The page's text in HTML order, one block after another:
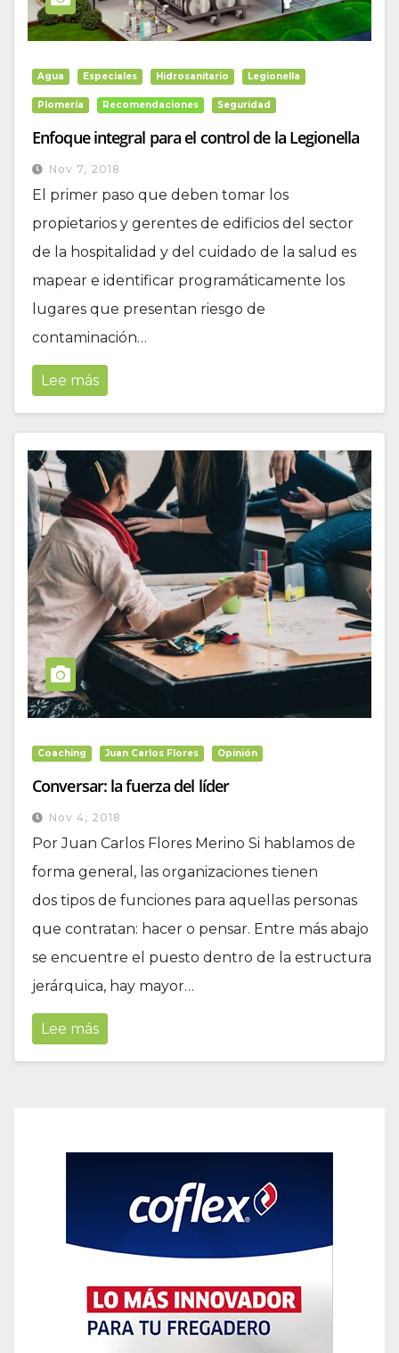
Agua Especiales Hidrosanitario Legionella
Plomería Recomendaciones Seguridad
Enfoque integral para el control de la Legionella
Nov 7, 2018
El primer paso que deben tomar los
propietarios y gerentes de edificios del sector
de la hospitalidad y del cuidado de la salud es
mapear e identificar programáticamente los
lugares que presentan riesgo de
contaminación…
Lee más
Coaching Juan Carlos Flores Opinión
Conversar: la fuerza del líder
Nov 4, 2018
Por Juan Carlos Flores Merino Si hablamos de
forma general, las organizaciones tienen
dos tipos de funciones para aquellas personas
que contratan: hacer o pensar. Entre más abajo
se encuentre el puesto dentro de la estructura
jerárquica, hay mayor…
Lee más